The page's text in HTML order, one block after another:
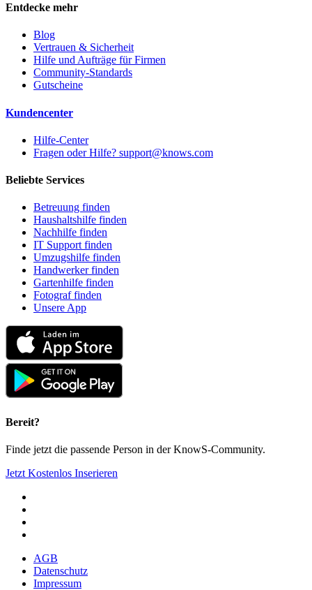
Entdecke mehr
Blog
Vertrauen & Sicherheit
Hilfe und Aufträge für Firmen
Community-Standards
Gutscheine
Kundencenter
Hilfe-Center
Fragen oder Hilfe? support@knows.com
Beliebte Services
Betreuung finden
Haushaltshilfe finden
Nachhilfe finden
IT Support finden
Umzugshilfe finden
Handwerker finden
Gartenhilfe finden
Fotograf finden
Unsere App
Bereit?
Finde jetzt die passende Person in der KnowS-Community.
Jetzt Kostenlos Inserieren
AGB
Datenschutz
Impressum